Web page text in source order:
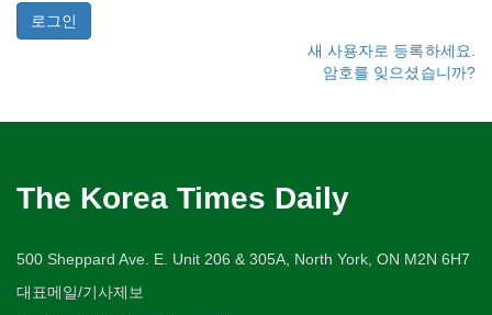
새 사용자로 등록하세요.
암호를 잊으셨습니까?
The Korea Times Daily
500 Sheppard Ave. E. Unit 206 & 305A, North York, ON M2N 6H7
대표메일/기사제보